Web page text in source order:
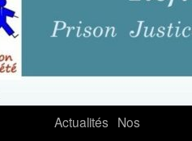
Actualités Nos